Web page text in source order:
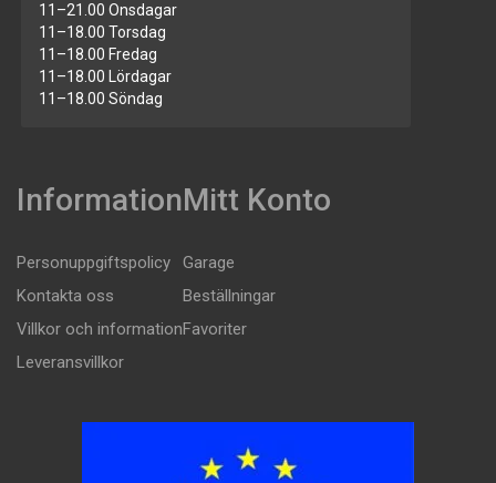
11–21.00 Onsdagar
11–18.00 Torsdag
11–18.00 Fredag
11–18.00 Lördagar
11–18.00 Söndag
Information
Personuppgiftspolicy
Kontakta oss
Villkor och information
Leveransvillkor
Mitt Konto
Garage
Beställningar
Favoriter